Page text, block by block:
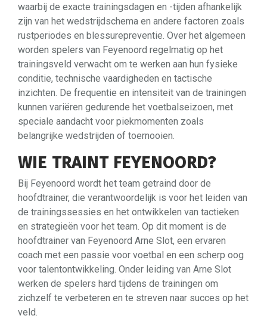
waarbij de exacte trainingsdagen en -tijden afhankelijk
zijn van het wedstrijdschema en andere factoren zoals
rustperiodes en blessurepreventie. Over het algemeen
worden spelers van Feyenoord regelmatig op het
trainingsveld verwacht om te werken aan hun fysieke
conditie, technische vaardigheden en tactische
inzichten. De frequentie en intensiteit van de trainingen
kunnen variëren gedurende het voetbalseizoen, met
speciale aandacht voor piekmomenten zoals
belangrijke wedstrijden of toernooien.
WIE TRAINT FEYENOORD?
Bij Feyenoord wordt het team getraind door de
hoofdtrainer, die verantwoordelijk is voor het leiden van
de trainingssessies en het ontwikkelen van tactieken
en strategieën voor het team. Op dit moment is de
hoofdtrainer van Feyenoord Arne Slot, een ervaren
coach met een passie voor voetbal en een scherp oog
voor talentontwikkeling. Onder leiding van Arne Slot
werken de spelers hard tijdens de trainingen om
zichzelf te verbeteren en te streven naar succes op het
veld.